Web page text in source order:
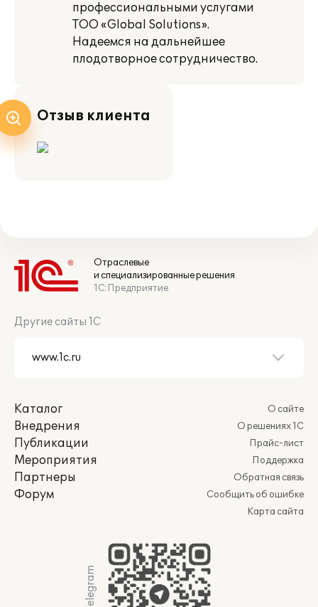
профессиональными услугами
ТОО «Global Solutions».
Надеемся на дальнейшее
плодотворное сотрудничество.
Отзыв клиента
Отраслевые
и специализированные решения
1С:Предприятие
Другие сайты 1С
Каталог
Внедрения
Публикации
Мероприятия
Партнеры
Форум
О сайте
О решениях 1С
Прайс-лист
Поддержка
Обратная связь
Сообщить об ошибке
Карта сайта